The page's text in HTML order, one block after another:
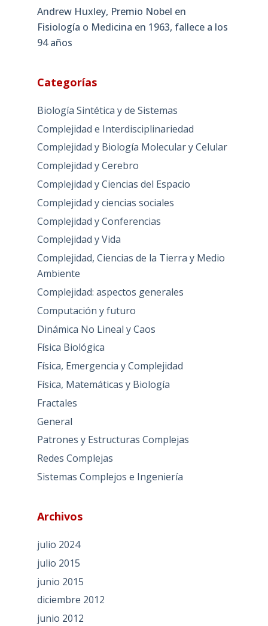
Andrew Huxley, Premio Nobel en
Fisiología o Medicina en 1963, fallece a los
94 años
Categorías
Biología Sintética y de Sistemas
Complejidad e Interdisciplinariedad
Complejidad y Biología Molecular y Celular
Complejidad y Cerebro
Complejidad y Ciencias del Espacio
Complejidad y ciencias sociales
Complejidad y Conferencias
Complejidad y Vida
Complejidad, Ciencias de la Tierra y Medio
Ambiente
Complejidad: aspectos generales
Computación y futuro
Dinámica No Lineal y Caos
Física Biológica
Física, Emergencia y Complejidad
Física, Matemáticas y Biología
Fractales
General
Patrones y Estructuras Complejas
Redes Complejas
Sistemas Complejos e Ingeniería
Archivos
julio 2024
julio 2015
junio 2015
diciembre 2012
junio 2012